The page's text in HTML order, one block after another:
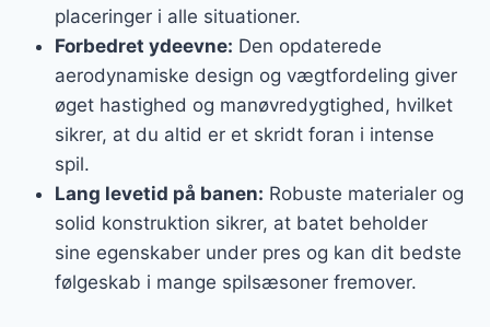
placeringer i alle situationer.
Forbedret ydeevne: Den opdaterede
aerodynamiske design og vægtfordeling giver
øget hastighed og manøvredygtighed, hvilket
sikrer, at du altid er et skridt foran i intense
spil.
Lang levetid på banen: Robuste materialer og
solid konstruktion sikrer, at batet beholder
sine egenskaber under pres og kan dit bedste
følgeskab i mange spilsæsoner fremover.